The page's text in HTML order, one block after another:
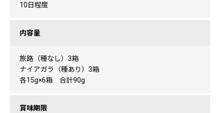
10日程度
内容量
旅路（種なし）3箱
ナイアガラ（種あり）3箱
各15g×6箱 合計90g
賞味期限